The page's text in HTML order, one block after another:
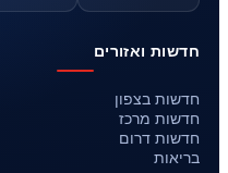
חדשות ואזורים
חדשות בצפון
חדשות מרכז
חדשות דרום
בריאות